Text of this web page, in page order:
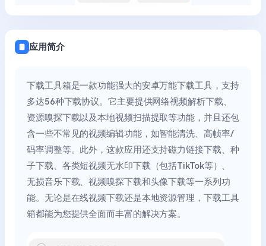
应用简介
下载工具箱是一款功能强大的安卓万能下载工具，支持
多达56种下载协议。它主要提供网络视频解析下载、
资源嗅探下载以及本地视频扫描提取等功能，并且还包
含一些不常见的视频编辑功能，如智能清洗、高帧率/
码率调整等。此外，这款应用还支持磁力链接下载、种
子下载、各类短视频无水印下载（包括TikTok等）、
无损音乐下载、视频嗅探下载和头像下载等一系列功
能。无论是在线视频下载还是本地资源管理，下载工具
箱都能为您提供全面而丰富的解决方案。